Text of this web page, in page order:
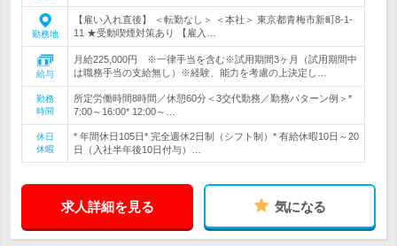
勤務地
【雇い入れ直後】 ＜転勤なし＞ ＜本社＞ 東京都青梅市新町8-1-
11 ★受動喫煙対策あり 【雇入…
給与
月給225,000円 ※一律手当を含む※試用期間3ヶ月（試用期間中
は職務手当の支給無し）※経験、能力を考慮の上決定し…
勤務
時間
所定労働時間8時間／休憩60分＜3交代勤務／勤務パターン例＞*
7:00～16:00* 12:00～…
休日
休暇
* 年間休日105日* 完全週休2日制（シフト制）* 有給休暇10日～20
日（入社半年後10日付与）…
求人詳細を見る 気になる